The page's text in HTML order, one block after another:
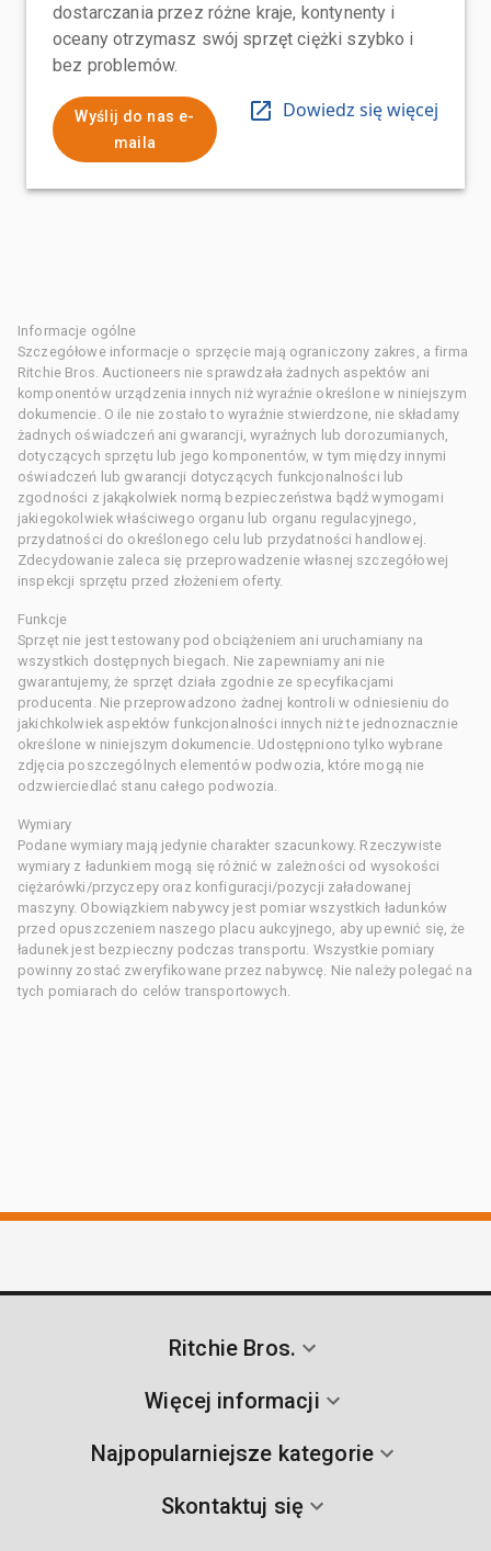
dostarczania przez różne kraje, kontynenty i
oceany otrzymasz swój sprzęt ciężki szybko i
bez problemów.
Wyślij do nas e-
maila
Dowiedz się więcej
Informacje ogólne
Szczegółowe informacje o sprzęcie mają ograniczony zakres, a firma
Ritchie Bros. Auctioneers nie sprawdzała żadnych aspektów ani
komponentów urządzenia innych niż wyraźnie określone w niniejszym
dokumencie. O ile nie zostało to wyraźnie stwierdzone, nie składamy
żadnych oświadczeń ani gwarancji, wyraźnych lub dorozumianych,
dotyczących sprzętu lub jego komponentów, w tym między innymi
oświadczeń lub gwarancji dotyczących funkcjonalności lub
zgodności z jakąkolwiek normą bezpieczeństwa bądź wymogami
jakiegokolwiek właściwego organu lub organu regulacyjnego,
przydatności do określonego celu lub przydatności handlowej.
Zdecydowanie zaleca się przeprowadzenie własnej szczegółowej
inspekcji sprzętu przed złożeniem oferty.
Funkcje
Sprzęt nie jest testowany pod obciążeniem ani uruchamiany na
wszystkich dostępnych biegach. Nie zapewniamy ani nie
gwarantujemy, że sprzęt działa zgodnie ze specyfikacjami
producenta. Nie przeprowadzono żadnej kontroli w odniesieniu do
jakichkolwiek aspektów funkcjonalności innych niż te jednoznacznie
określone w niniejszym dokumencie. Udostępniono tylko wybrane
zdjęcia poszczególnych elementów podwozia, które mogą nie
odzwierciedlać stanu całego podwozia.
Wymiary
Podane wymiary mają jedynie charakter szacunkowy. Rzeczywiste
wymiary z ładunkiem mogą się różnić w zależności od wysokości
ciężarówki/przyczepy oraz konfiguracji/pozycji załadowanej
maszyny. Obowiązkiem nabywcy jest pomiar wszystkich ładunków
przed opuszczeniem naszego placu aukcyjnego, aby upewnić się, że
ładunek jest bezpieczny podczas transportu. Wszystkie pomiary
powinny zostać zweryfikowane przez nabywcę. Nie należy polegać na
tych pomiarach do celów transportowych.
Ritchie Bros.
Więcej informacji
Najpopularniejsze kategorie
Skontaktuj się